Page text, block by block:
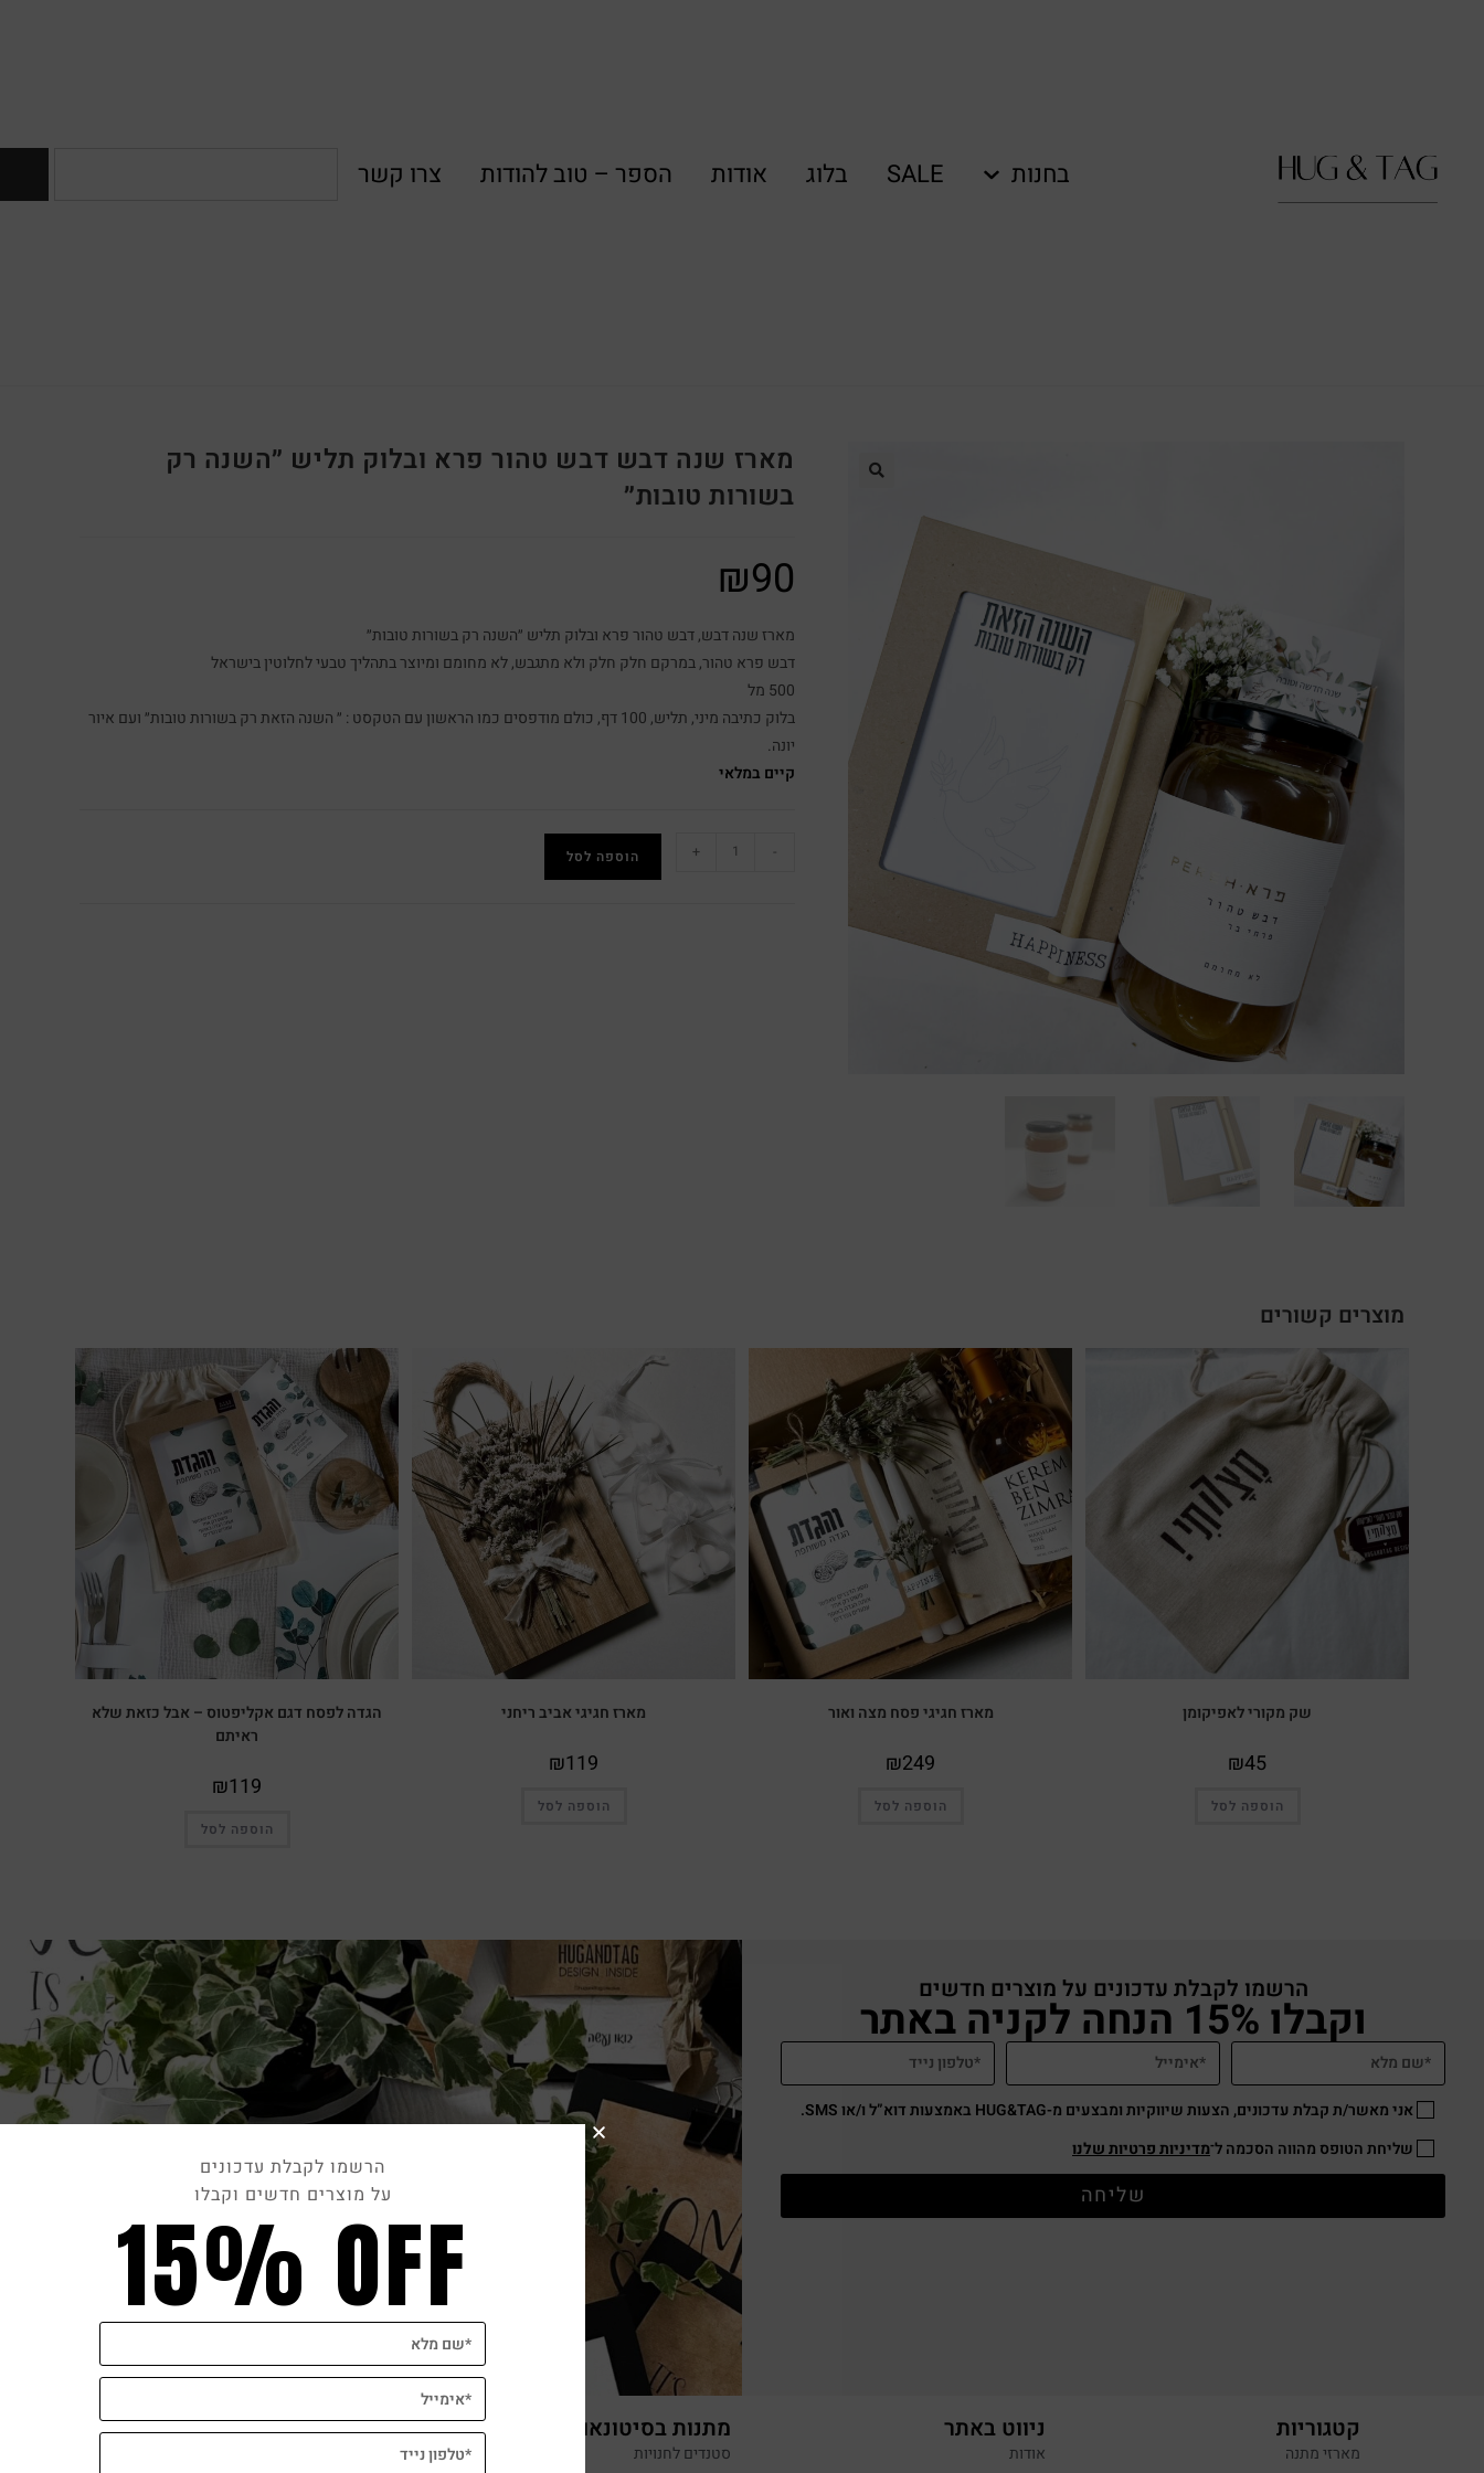
בחנות SALE בלוג אודות הספר – טוב להודות צרו קשר
מארז שנה דבש דבש טהור פרא ובלוק תליש ״השנה רק
בשורות טובות״
₪90
מארז שנה דבש, דבש טהור פרא ובלוק תליש ״השנה רק בשורות טובות״
דבש פרא טהור, במרקם חלק חלק ולא מתגבש, לא מחומם ומיוצר בתהליך טבעי לחלוטין בישראל
500 מל
בלוק כתיבה מיני, תליש, 100 דף, כולם מודפסים כמו הראשון עם הטקסט : ״ השנה הזאת רק בשורות טובות״ ועם איור
יונה.
קיים במלאי
+ הוספה לסל
מוצרים קשורים
שק מקורי לאפיקומן
₪45
הוספה לסל
מארז חגיגי פסח מצה ואור
₪249
הוספה לסל
מארז חגיגי אביב ריחני
₪119
הוספה לסל
הגדה לפסח דגם אקליפטוס – אבל כזאת שלא
ראיתם
₪119
הוספה לסל
הרשמו לקבלת עדכונים על מוצרים חדשים
וקבלו 15% הנחה לקניה באתר
אני מאשר/ת קבלת עדכונים, הצעות שיווקיות ומבצעים מ-HUG&TAG באמצעות דוא”ל ו/או SMS.
שליחת הטופס מהווה הסכמה ל־מדיניות פרטיות שלנו
שליחה
קטגוריות
מארזי מתנה
ניווט באתר
אודות
מתנות בסיטונאות
סטנדים לחנויות
הרשמו לקבלת עדכונים
על מוצרים חדשים וקבלו
15% OFF